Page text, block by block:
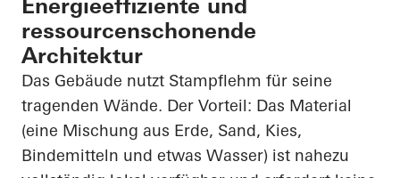
Energieeffiziente und
ressourcenschonende
Architektur
Das Gebäude nutzt Stampflehm für seine
tragenden Wände. Der Vorteil: Das Material
(eine Mischung aus Erde, Sand, Kies,
Bindemitteln und etwas Wasser) ist nahezu